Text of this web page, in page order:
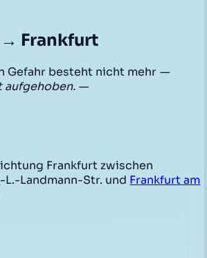
Frankfurt
Gefahr besteht nicht mehr —
aufgehoben. —
Frankfurt zwischen
-L.-Landmann-Str. und Frankfurt am